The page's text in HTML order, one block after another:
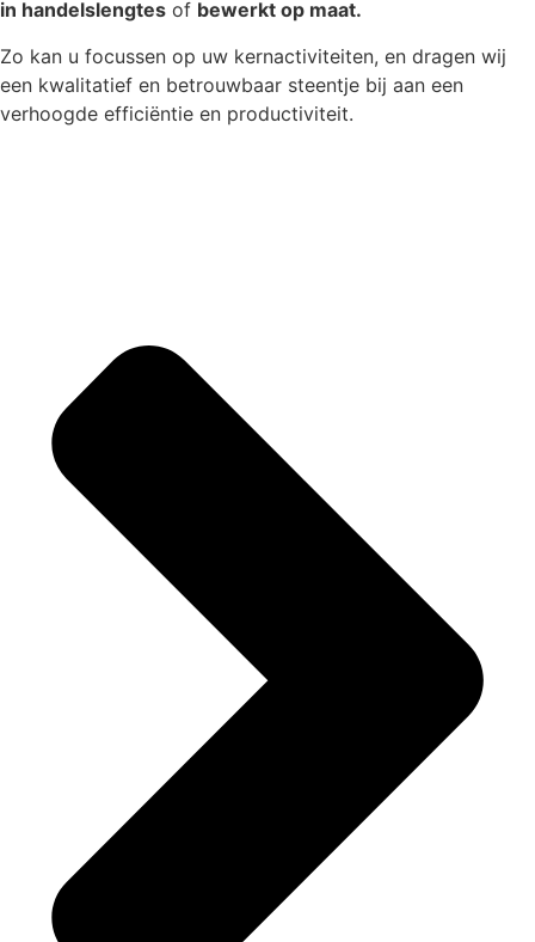
in handelslengtes of bewerkt op maat.
Zo kan u focussen op uw kernactiviteiten, en dragen wij
een kwalitatief en betrouwbaar steentje bij aan een
verhoogde efficiëntie en productiviteit.